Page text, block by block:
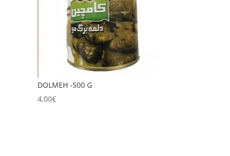
DOLMEH -500 G
4,00€